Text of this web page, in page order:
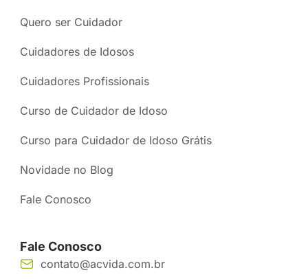
Quero ser Cuidador
Cuidadores de Idosos
Cuidadores Profissionais
Curso de Cuidador de Idoso
Curso para Cuidador de Idoso Grátis
Novidade no Blog
Fale Conosco
Fale Conosco
contato@acvida.com.br